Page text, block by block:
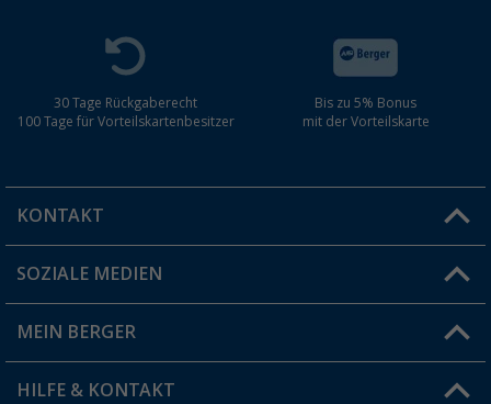
30 Tage Rückgaberecht
100 Tage für Vorteilskartenbesitzer
Bis zu 5% Bonus
mit der Vorteilskarte
KONTAKT
Du hast eine Frage?
Filiale finden
SOZIALE MEDIEN
MEIN BERGER
Vorteilskarte
HILFE & KONTAKT